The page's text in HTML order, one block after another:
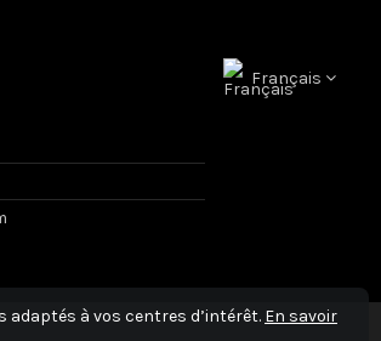
Français
à vos centres d’intérêt. En savoir